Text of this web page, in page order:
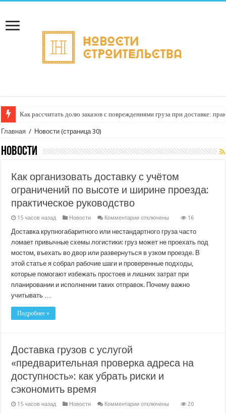
Как рассчитать долю заказов с повреждениями груза при доставке:
Доставка отправлений с услугой «фиксация номера акта о
Главная / Новости (страница 30)
Новости
Как организовать доставку с учётом
ограничений по высоте и ширине проезда:
практическое руководство
15 часов назад Новости Комментариик
Как
организовать
доставку
с
учётом
ограничений
высоте
и
отключены 16
Доставка крупногабаритного или нестандартного груза часто
ломает привычные схемы логистики: груз может не проехать под
мостом, въехать во двор или развернуться в узком проезде. В
этой статье я собрал рабочие шаги и проверенные подходы,
которые помогают избежать простоев и лишних затрат при
планировании и исполнении таких отправок. Почему важно
учитывать …
Подробнее »
Доставка грузов с услугой
«предварительная проверка адреса на
доступность»: как убрать риски и
сэкономить время
15 часов назад Новости Комментариикотключены 20